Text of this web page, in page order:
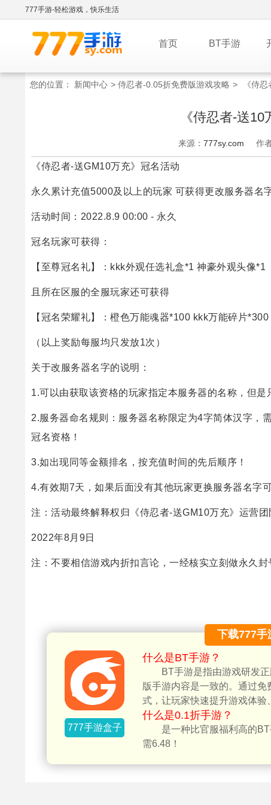
777手游-轻松游戏，快乐生活
首页 BT手游
您的位置： 新闻中心 > 侍忍者-0.05折免费版游戏攻略 > 《侍
《侍忍者-送
来源： 777sy.com 作者
《侍忍者-送GM10万充》冠名活动
永久累计充值5000及以上的玩家 可获得更改服务器名
活动时间：2022.8.9 00:00 - 永久
冠名玩家可获得：
【至尊冠名礼】：kkk外观任选礼盒*1 神豪外观头像*1
且所在区服的全服玩家还可获得
【冠名荣耀礼】：橙色万能魂器*100 kkk万能碎片
（以上奖励每服均只发放1次）
关于改服务器名字的说明：
1.可以由获取该资格的玩家指定本服务器的名称，但是
2.服务器命名规则：服务器名称限定为4字简体汉字，
冠名资格！
3.如出现同等金额排名，按充值时间的先后顺序！
4.有效期7天，如果后面没有其他玩家更换服务器名字
注：活动最终解释权归《侍忍者-送GM10万充》运营
2022年8月9日
注：不要相信游戏内折扣言论，一经核实立刻做永久
下载777手
777手游盒子
什么是BT手游？
BT手游是指由游戏研发
版手游内容是一致的。通过
式，让玩家快速提升游戏体验
什么是0.1折手游？
是一种比官服福利高的
需6.48！